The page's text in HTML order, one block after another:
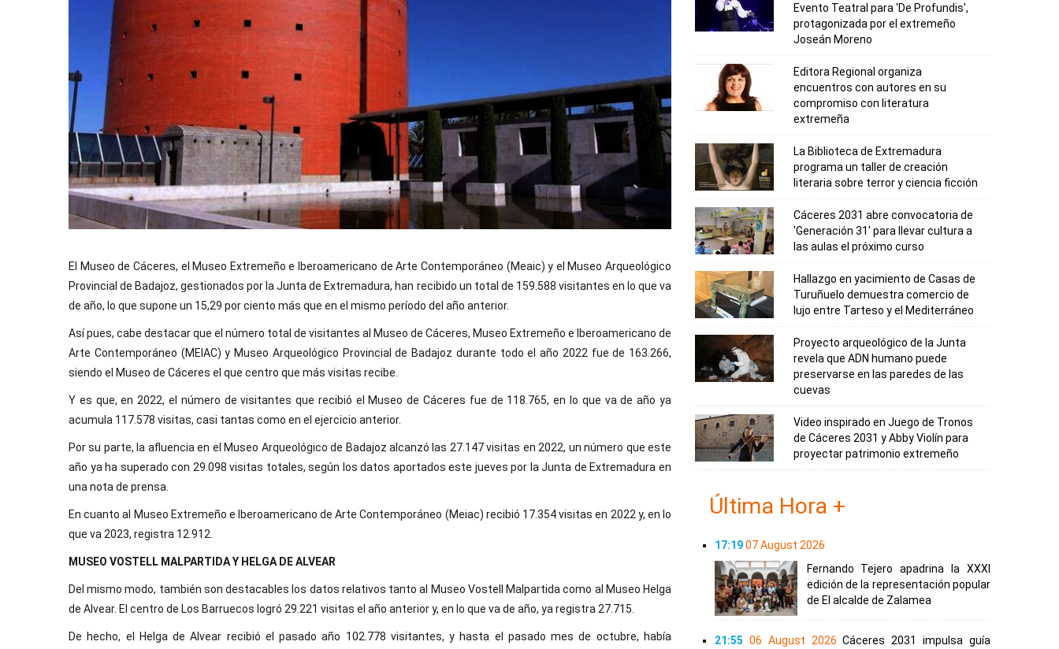
El Museo de Cáceres, el Museo Extremeño e Iberoamericano de Arte Contemporáneo (Meaic) y el Museo Arqueológico
Provincial de Badajoz, gestionados por la Junta de Extremadura, han recibido un total de 159.588 visitantes en lo que va
de año, lo que supone un 15,29 por ciento más que en el mismo período del año anterior.
Así pues, cabe destacar que el número total de visitantes al Museo de Cáceres, Museo Extremeño e Iberoamericano de
Arte Contemporáneo (MEIAC) y Museo Arqueológico Provincial de Badajoz durante todo el año 2022 fue de 163.266,
siendo el Museo de Cáceres el que centro que más visitas recibe.
Y es que, en 2022, el número de visitantes que recibió el Museo de Cáceres fue de 118.765, en lo que va de año ya
acumula 117.578 visitas, casi tantas como en el ejercicio anterior.
Por su parte, la afluencia en el Museo Arqueológico de Badajoz alcanzó las 27.147 visitas en 2022, un número que este
año ya ha superado con 29.098 visitas totales, según los datos aportados este jueves por la Junta de Extremadura en
una nota de prensa.
En cuanto al Museo Extremeño e Iberoamericano de Arte Contemporáneo (Meiac) recibió 17.354 visitas en 2022 y, en lo
que va 2023, registra 12.912.
MUSEO VOSTELL MALPARTIDA Y HELGA DE ALVEAR
Del mismo modo, también son destacables los datos relativos tanto al Museo Vostell Malpartida como al Museo Helga
de Alvear. El centro de Los Barruecos logró 29.221 visitas el año anterior y, en lo que va de año, ya registra 27.715.
De hecho, el Helga de Alvear recibió el pasado año 102.778 visitantes, y hasta el pasado mes de octubre, había
Evento Teatral para 'De Profundis',
protagonizada por el extremeño
Joseán Moreno
Editora Regional organiza
encuentros con autores en su
compromiso con literatura
extremeña
La Biblioteca de Extremadura
programa un taller de creación
literaria sobre terror y ciencia ficción
Cáceres 2031 abre convocatoria de
'Generación 31' para llevar cultura a
las aulas el próximo curso
Hallazgo en yacimiento de Casas de
Turuñuelo demuestra comercio de
lujo entre Tarteso y el Mediterráneo
Proyecto arqueológico de la Junta
revela que ADN humano puede
preservarse en las paredes de las
cuevas
Video inspirado en Juego de Tronos
de Cáceres 2031 y Abby Violín para
proyectar patrimonio extremeño
Última Hora +
17:1907 August 2026
Fernando Tejero apadrina la XXXI
edición de la representación popular
de El alcalde de Zalamea
21:55 06 August 2026 Cáceres 2031 impulsa guía